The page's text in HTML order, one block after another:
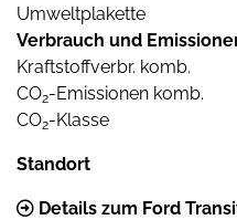
Umweltplakette
Verbrauch und
Kraftstoffverbr. komb.
CO2-Emissionen komb.
CO2-Klasse
Standort
Details zum Ford